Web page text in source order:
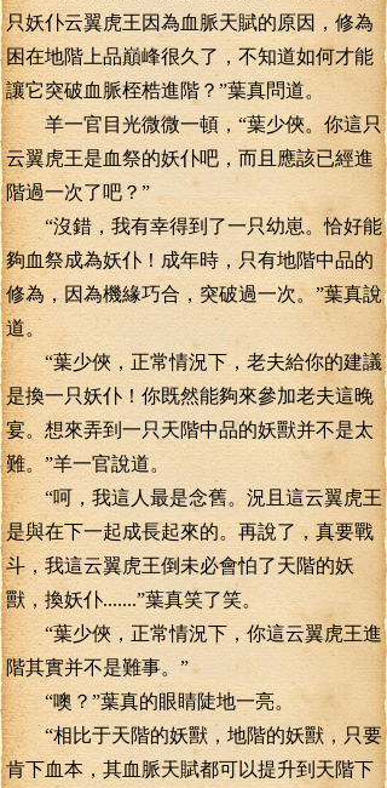
只妖仆云翼虎王因為血脈天賦的原因，修為
困在地階上品巔峰很久了，不知道如何才能
讓它突破血脈桎梏進階？”葉真問道。
羊一官目光微微一頓，“葉少俠。你這只
云翼虎王是血祭的妖仆吧，而且應該已經進
階過一次了吧？”
“沒錯，我有幸得到了一只幼崽。恰好能
夠血祭成為妖仆！成年時，只有地階中品的
修為，因為機緣巧合，突破過一次。”葉真說
道。
“葉少俠，正常情況下，老夫給你的建議
是換一只妖仆！你既然能夠來參加老夫這晚
宴。想來弄到一只天階中品的妖獸并不是太
難。”羊一官說道。
“呵，我這人最是念舊。況且這云翼虎王
是與在下一起成長起來的。再說了，真要戰
斗，我這云翼虎王倒未必會怕了天階的妖
獸，換妖仆.......”葉真笑了笑。
“葉少俠，正常情況下，你這云翼虎王進
階其實并不是難事。”
“噢？”葉真的眼睛陡地一亮。
“相比于天階的妖獸，地階的妖獸，只要
肯下血本，其血脈天賦都可以提升到天階下